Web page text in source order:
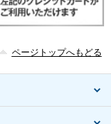
ページトップへもどる